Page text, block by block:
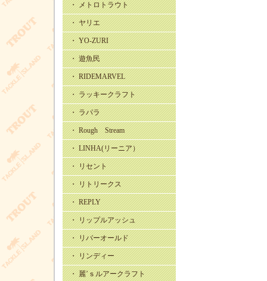
・ メトロトラウト
・ ヤリエ
・ YO-ZURI
・ 遊魚民
・ RIDEMARVEL
・ ラッキークラフト
・ ラパラ
・ Rough Stream
・ LINHA(リーニア）
・ リセント
・ リトリークス
・ REPLY
・ リップルアッシュ
・ リバーオールド
・ リンディー
・ 麗’ｓルアークラフト